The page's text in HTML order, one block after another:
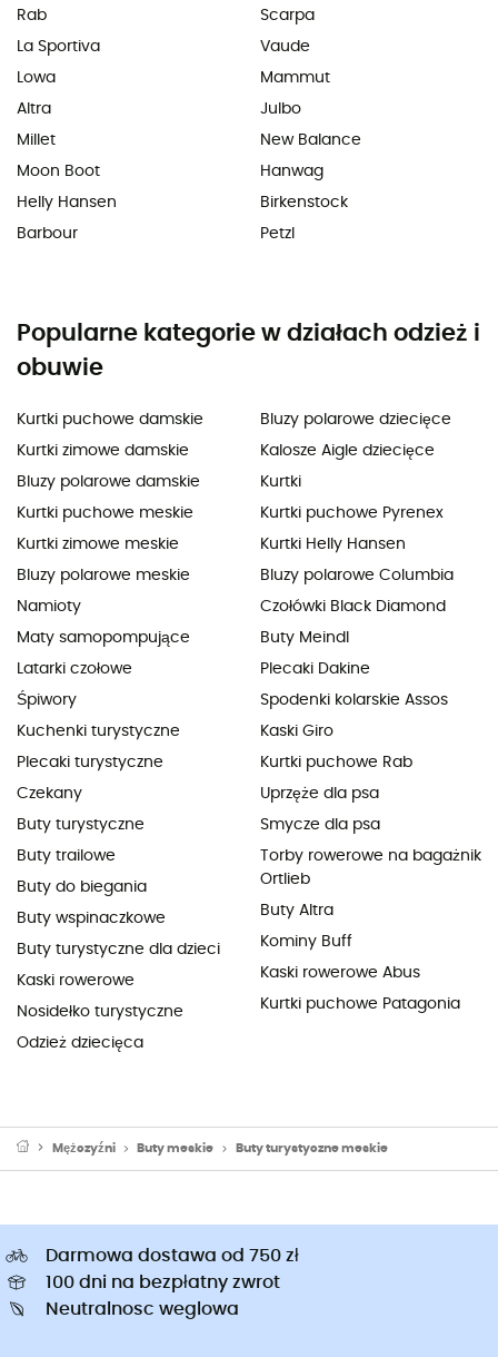
Rab
La Sportiva
Lowa
Altra
Millet
Moon Boot
Helly Hansen
Barbour
Scarpa
Vaude
Mammut
Julbo
New Balance
Hanwag
Birkenstock
Petzl
Popularne kategorie w działach odzież i
obuwie
Kurtki puchowe damskie
Kurtki zimowe damskie
Bluzy polarowe damskie
Kurtki puchowe meskie
Kurtki zimowe meskie
Bluzy polarowe meskie
Namioty
Maty samopompujące
Latarki czołowe
Śpiwory
Kuchenki turystyczne
Plecaki turystyczne
Czekany
Buty turystyczne
Buty trailowe
Buty do biegania
Buty wspinaczkowe
Buty turystyczne dla dzieci
Kaski rowerowe
Nosidełko turystyczne
Odzież dziecięca
Bluzy polarowe dziecięce
Kalosze Aigle dziecięce
Kurtki
Kurtki puchowe Pyrenex
Kurtki Helly Hansen
Bluzy polarowe Columbia
Czołówki Black Diamond
Buty Meindl
Plecaki Dakine
Spodenki kolarskie Assos
Kaski Giro
Kurtki puchowe Rab
Uprzęże dla psa
Smycze dla psa
Torby rowerowe na bagażnik
Ortlieb
Buty Altra
Kominy Buff
Kaski rowerowe Abus
Kurtki puchowe Patagonia
Mężczyźni Buty meskie Buty turystyczne meskie
Darmowa dostawa od 750 zł
100 dni na bezpłatny zwrot
Neutralnosc weglowa